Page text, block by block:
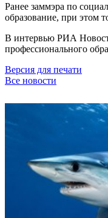
Ранее заммэра по
образование, при этом
В интервью РИА
профессионального
Версия для печати
Все новости